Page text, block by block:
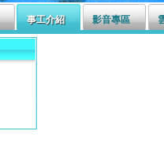
事工介紹 影音專區